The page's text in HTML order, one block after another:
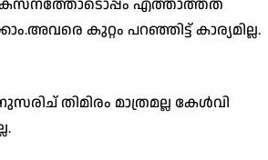
എത്താത്തത്
കുറ്റം പറഞ്ഞിട്ട് കാര്യമില്ല.
തിമിരം മാത്രമല്ല കേൾവി